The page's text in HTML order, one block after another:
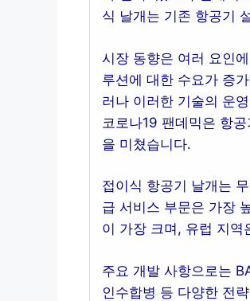
식 날개는 기존 항공기
시장 동향은 여러 요인
루션에 대한 수요가 증
러나 이러한 기술의 운
코로나19 팬데믹은 항
을 미쳤습니다.
접이식 항공기 날개는
급 서비스 부문은 가장
이 가장 크며, 유럽 지역
주요 개발 사항으로는
인수합병 등 다양한 전